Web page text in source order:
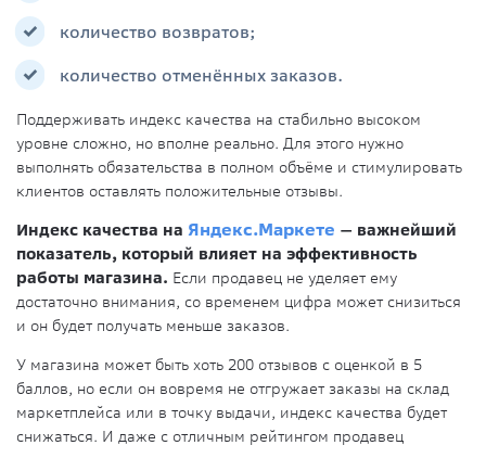
количество возвратов;
количество отменённых заказов.
Поддерживать индекс качества на стабильно высоком
уровне сложно, но вполне реально. Для этого нужно
выполнять обязательства в полном объёме и стимулировать
клиентов оставлять положительные отзывы.
Индекс качества на Яндекс.Маркете — важнейший
показатель, который влияет на эффективность
работы магазина. Если продавец не уделяет ему
достаточно внимания, со временем цифра может снизиться
и он будет получать меньше заказов.
У магазина может быть хоть 200 отзывов с оценкой в 5
баллов, но если он вовремя не отгружает заказы на склад
маркетплейса или в точку выдачи, индекс качества будет
снижаться. И даже с отличным рейтингом продавец